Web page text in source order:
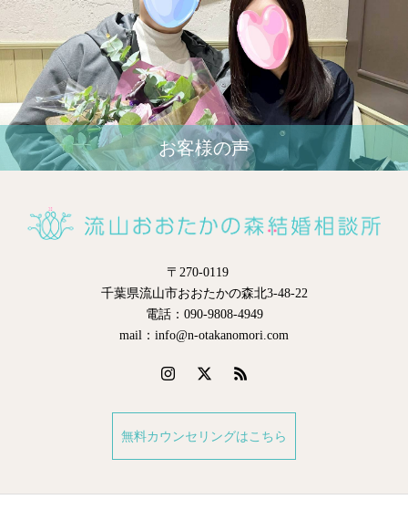
お客様の声
〒270-0119
千葉県流山市おおたかの森北3-48-22
電話：090-9808-4949
mail：info@n-otakanomori.com
無料カウンセリングはこちら